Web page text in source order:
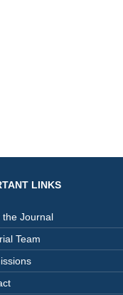
LINKS
the Journal
Team